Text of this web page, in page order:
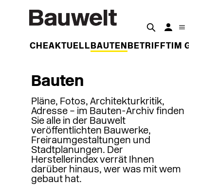
WOCHEAKTUELL BAUTEN BETRIFFT IM
Bauten
Pläne, Fotos, Architekturkritik,
Adresse – im Bauten-Archiv finden
Sie alle in der Bauwelt
veröffentlichten Bauwerke,
Freiraumgestaltungen und
Stadtplanungen. Der
Herstellerindex verrät Ihnen
darüber hinaus, wer was mit wem
gebaut hat.